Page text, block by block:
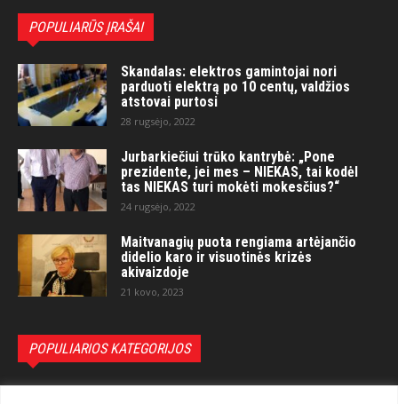
POPULIARŪS ĮRAŠAI
Skandalas: elektros gamintojai nori
parduoti elektrą po 10 centų, valdžios
atstovai purtosi
28 rugsėjo, 2022
Jurbarkiečiui trūko kantrybė: „Pone
prezidente, jei mes – NIEKAS, tai kodėl
tas NIEKAS turi mokėti mokesčius?“
24 rugsėjo, 2022
Maitvanagių puota rengiama artėjančio
didelio karo ir visuotinės krizės
akivaizdoje
21 kovo, 2023
POPULIARIOS KATEGORIJOS